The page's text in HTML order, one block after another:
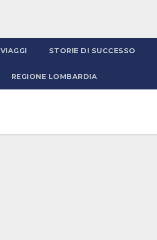
VIAGGI STORIE DI SUCCESSO
REGIONE LOMBARDIA